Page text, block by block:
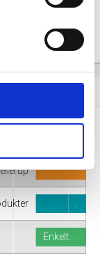
.
Enkelt…